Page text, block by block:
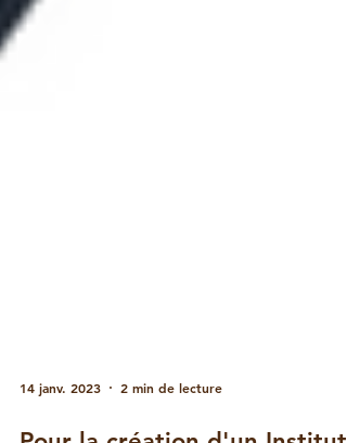
14 janv. 2023 2 min de lecture